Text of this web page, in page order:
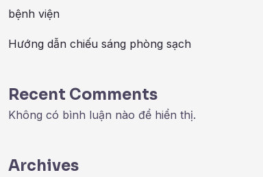
bệnh viện
Hướng dẫn chiếu sáng phòng sạch
Recent Comments
Không có bình luận nào để hiển thị.
Archives